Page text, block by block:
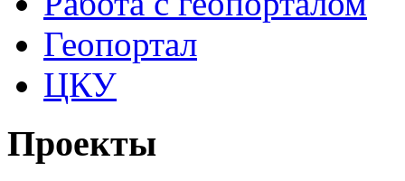
Геопортал
ЦКУ
Проекты